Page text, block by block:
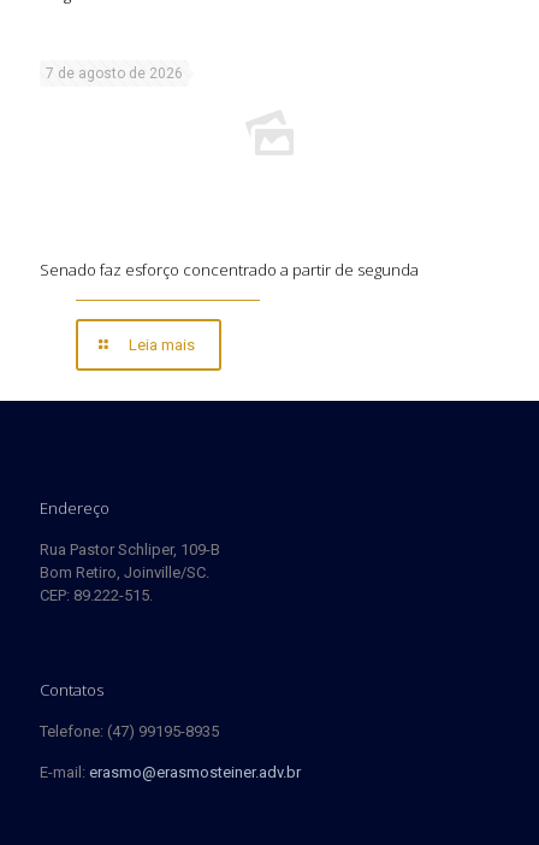
7 de agosto de 2026
Senado faz esforço concentrado a partir de segunda
Leia mais
Endereço
Rua Pastor Schliper, 109-B
Bom Retiro, Joinville/SC.
CEP: 89.222-515.
Contatos
Telefone: (47) 99195-8935
E-mail: erasmo@erasmosteiner.adv.br